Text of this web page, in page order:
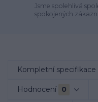
Jsme spolehlivá
spokojených
Kompletní specifikace
Hodnocení 0